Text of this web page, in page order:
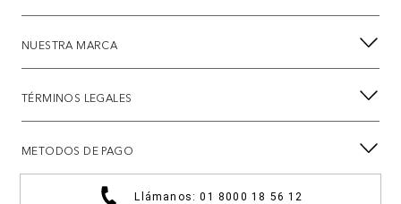
NUESTRA MARCA
TÉRMINOS LEGALES
METODOS DE PAGO
Llámanos: 01 8000 18 56 12